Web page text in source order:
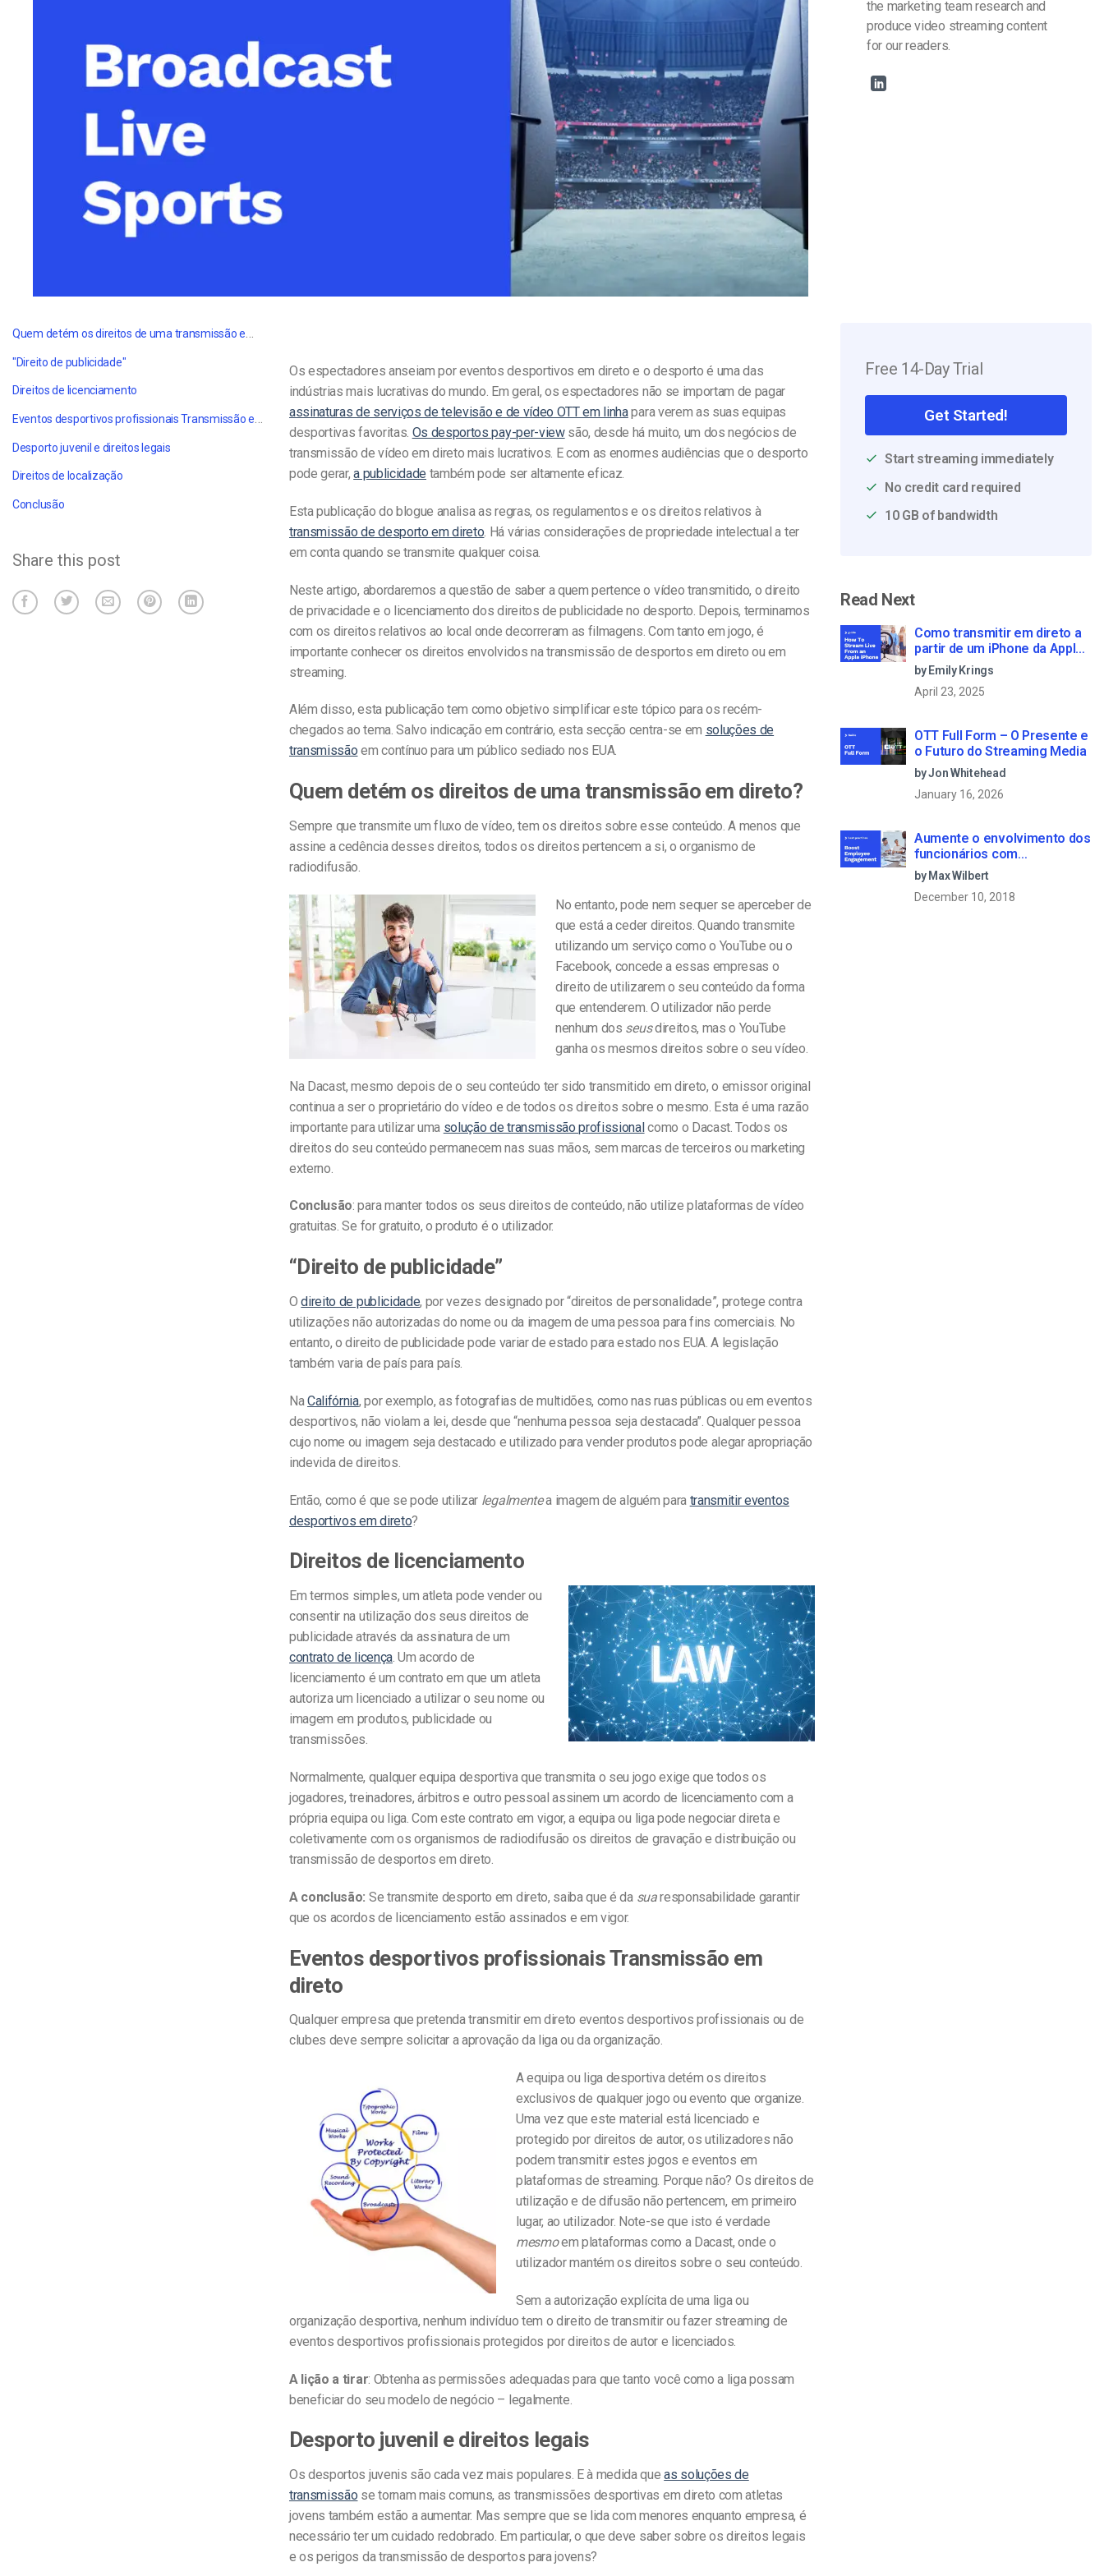
Privacidade e Segurança
Monetização de Vídeo
Marketing em Vídeo
the marketing team research and
produce video streaming content
for our readers.
Quem detém os direitos de uma transmissão em direto?
"Direito de publicidade"
Direitos de licenciamento
Eventos desportivos profissionaisTransmissão em direto
Desporto juvenil e direitos legais
Direitos de localização
Conclusão
Share this post
Os espectadores anseiam por eventos desportivos em direto e o desporto é uma das
indústrias mais lucrativas do mundo. Em geral, os espectadores não se importam de pagar
assinaturas de serviços de televisão e de vídeo OTT em linhapara verem as suas equipas
desportivas favoritas. Os desportos pay-per-viewsão, desde há muito, um dos negócios de
transmissão de vídeo em direto mais lucrativos. E com as enormes audiências que o desporto
pode gerar,a publicidade também pode ser altamente eficaz.
Esta publicação do blogue analisa as regras, os regulamentos e os direitos relativos à
transmissão de desporto em direto . Há várias considerações de propriedade intelectual a ter
em conta quando se transmite qualquer coisa.
Neste artigo, abordaremos a questão de saber a quem pertence o vídeo transmitido, o direito
de privacidade e o licenciamento dos direitos de publicidade no desporto. Depois, terminamos
com os direitos relativos ao local onde decorreram as filmagens. Com tanto em jogo, é
importante conhecer os direitos envolvidos na transmissão de desportos em direto ou em
streaming.
Além disso, esta publicação tem como objetivo simplificar este tópico para os recém-
chegados ao tema. Salvo indicação em contrário, esta secção centra-se em soluções de
transmissão em contínuo para um público sediado nos EUA.
Quem detém os direitos de uma transmissão em direto?
Sempre que transmite um fluxo de vídeo, tem os direitos sobre esse conteúdo. A menos que
assine a cedência desses direitos, todos os direitos pertencem a si, o organismo de
radiodifusão.
No entanto, pode nem sequer se aperceber de
que está a ceder direitos. Quando transmite
utilizando um serviço como o YouTube ou o
Facebook, concede a essas empresas o
direito de utilizarem o seu conteúdo da forma
que entenderem. O utilizador não perde
nenhum dos seusdireitos, mas o YouTube
ganha os mesmos direitos sobre o seu vídeo.
Na Dacast, mesmo depois de o seu conteúdo ter sido transmitido em direto, o emissor original
continua a ser o proprietário do vídeo e de todos os direitos sobre o mesmo. Esta é uma razão
importante para utilizar uma solução de transmissão profissionalcomo o Dacast. Todos os
direitos do seu conteúdo permanecem nas suas mãos, sem marcas de terceiros ou marketing
externo.
Conclusão: para manter todos os seus direitos de conteúdo, não utilize plataformas de vídeo
gratuitas. Se for gratuito, o produto é o utilizador.
“Direito de publicidade”
Odireito de publicidade, por vezes designado por “direitos de personalidade”, protege contra
utilizações não autorizadas do nome ou da imagem de uma pessoa para fins comerciais. No
entanto, o direito de publicidade pode variar de estado para estado nos EUA. A legislação
também varia de país para país.
NaCalifórnia, por exemplo, as fotografias de multidões, como nas ruas públicas ou em eventos
desportivos, não violam a lei, desde que “nenhuma pessoa seja destacada”. Qualquer pessoa
cujo nome ou imagem seja destacado e utilizado para vender produtos pode alegar apropriação
indevida de direitos.
Então, como é que se pode utilizar legalmentea imagem de alguém para transmitir eventos
desportivos em direto?
Direitos de licenciamento
Em termos simples, um atleta pode vender ou
consentir na utilização dos seus direitos de
publicidade através da assinatura de um
contrato de licença. Um acordo de
licenciamento é um contrato em que um atleta
autoriza um licenciado a utilizar o seu nome ou
imagem em produtos, publicidade ou
transmissões.
Normalmente, qualquer equipa desportiva que transmita o seu jogo exige que todos os
jogadores, treinadores, árbitros e outro pessoal assinem um acordo de licenciamento com a
própria equipa ou liga. Com este contrato em vigor, a equipa ou liga pode negociar direta e
coletivamente com os organismos de radiodifusão os direitos de gravação e distribuição ou
transmissão de desportos em direto.
A conclusão: Se transmite desporto em direto, saiba que é da suaresponsabilidade garantir
que os acordos de licenciamento estão assinados e em vigor.
Eventos desportivos profissionaisTransmissão em
direto
Qualquer empresa que pretenda transmitir em direto eventos desportivos profissionais ou de
clubes deve sempre solicitar a aprovação da liga ou da organização.
A equipa ou liga desportiva detém os direitos
exclusivos de qualquer jogo ou evento que organize.
Uma vez que este material está licenciado e
protegido por direitos de autor, os utilizadores não
podem transmitir estes jogos e eventos em
plataformas de streaming. Porque não? Os direitos de
utilização e de difusão não pertencem, em primeiro
lugar, ao utilizador. Note-se que isto é verdade
mesmoem plataformas como a Dacast, onde o
utilizador mantém os direitos sobre o seu conteúdo.
Sem a autorização explícita de uma liga ou
organização desportiva, nenhum indivíduo tem o direito de transmitir ou fazer streaming de
eventos desportivos profissionais protegidos por direitos de autor e licenciados.
A lição a tirar: Obtenha as permissões adequadas para que tanto você como a liga possam
beneficiar do seu modelo de negócio – legalmente.
Desporto juvenil e direitos legais
Os desportos juvenis são cada vez mais populares. E à medida queas soluções de
transmissão se tornam mais comuns, as transmissões desportivas em direto com atletas
jovens também estão a aumentar. Mas sempre que se lida com menores enquanto empresa, é
necessário ter um cuidado redobrado. Em particular, o que deve saber sobre os direitos legais
e os perigos da transmissão de desportos para jovens?
Free 14-Day Trial
Get Started!
Start streaming immediately
No credit card required
10 GB of bandwidth
Read Next
Como transmitir em direto a
partir de um iPhone da Apple
em 6 passos simples
by Emily Krings
April 23, 2025
OTT Full Form – O Presente e
o Futuro do Streaming Media
by Jon Whitehead
January 16, 2026
Aumente o envolvimento dos
funcionários com
comunicações empresariais
em direto
by Max Wilbert
December 10, 2018